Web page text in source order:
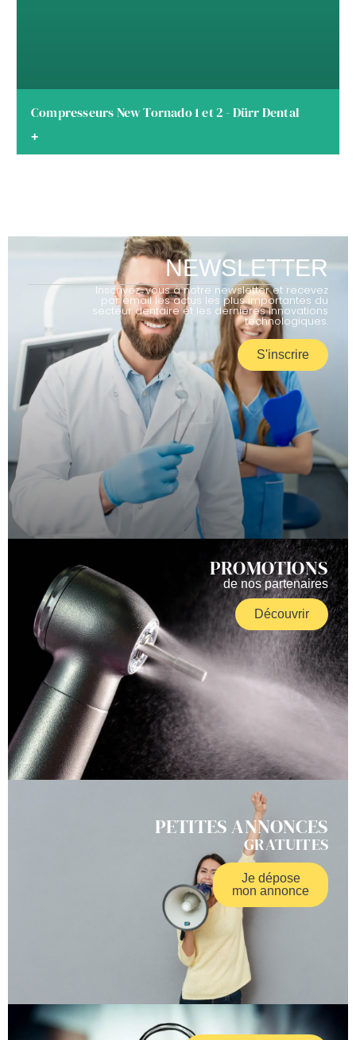
Compresseurs New Tornado 1 et 2 - Dürr Dental
+
NEWSLETTER
Inscrivez-vous à notre newsletter et recevez
par email les actus les plus importantes du
secteur dentaire et les dernières innovations
technologiques.
S'inscrire
PROMOTIONS
de nos partenaires
Découvrir
PETITES ANNONCES
GRATUITES
Je dépose
mon annonce